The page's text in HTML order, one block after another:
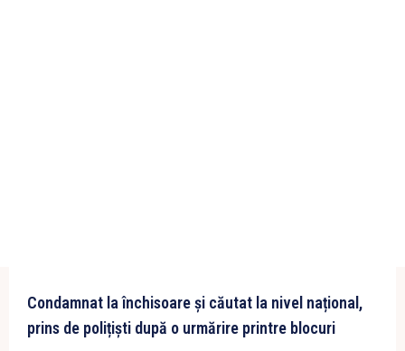
Condamnat la închisoare și căutat la nivel național,
prins de polițiști după o urmărire printre blocuri